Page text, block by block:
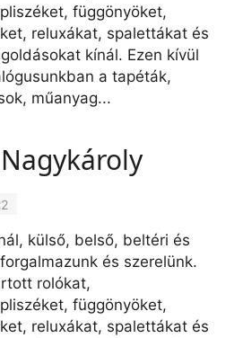
függönyöket,
reluxákat, spalettákat és
kínál. Ezen kívül
a tapéták,
műanyag...
külső, belső, beltéri és
és szerelünk.
rolókat,
függönyöket,
reluxákat, spalettákat és